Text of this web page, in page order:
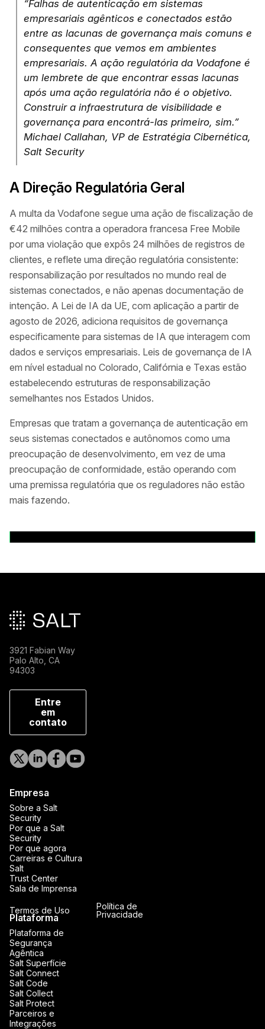
“Falhas de autenticação em sistemas
empresariais agênticos e conectados estão
entre as lacunas de governança mais comuns e
consequentes que vemos em ambientes
empresariais. A ação regulatória da Vodafone é
um lembrete de que encontrar essas lacunas
após uma ação regulatória não é o objetivo.
Construir a infraestrutura de visibilidade e
governança para encontrá-las primeiro, sim.”
Michael Callahan, VP de Estratégia Cibernética,
Salt Security
A Direção Regulatória Geral
A multa da Vodafone segue uma ação de fiscalização de
€42 milhões contra a operadora francesa Free Mobile
por uma violação que expôs 24 milhões de registros de
clientes, e reflete uma direção regulatória consistente:
responsabilização por resultados no mundo real de
sistemas conectados, e não apenas documentação de
intenção. A Lei de IA da UE, com aplicação a partir de
agosto de 2026, adiciona requisitos de governança
especificamente para sistemas de IA que interagem com
dados e serviços empresariais. Leis de governança de IA
em nível estadual no Colorado, Califórnia e Texas estão
estabelecendo estruturas de responsabilização
semelhantes nos Estados Unidos.
Empresas que tratam a governança de autenticação em
seus sistemas conectados e autônomos como uma
preocupação de desenvolvimento, em vez de uma
preocupação de conformidade, estão operando com
uma premissa regulatória que os reguladores não estão
mais fazendo.
3921 Fabian Way
Palo Alto, CA
94303
Entre
em
contato
Empresa
Sobre a Salt
Security
Por que a Salt
Security
Por que agora
Carreiras e Cultura
Salt
Trust Center
Sala de Imprensa
Plataforma
Plataforma de
Segurança
Agêntica
Salt Superfície
Salt Connect
Salt Code
Salt Collect
Salt Protect
Parceiros e
Integrações
Termos de Uso
Política de
Privacidade